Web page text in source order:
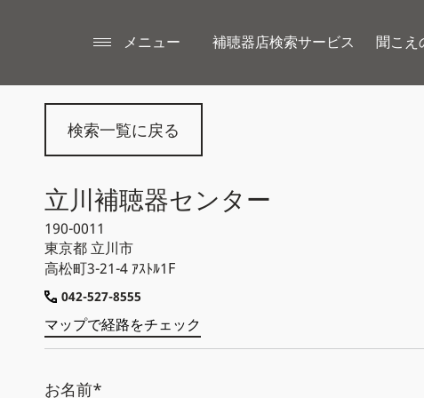
メニュー 補聴器店検索サービス 聞こえ
検索一覧に戻る
立川補聴器センター
190-0011
東京都 立川市
高松町3-21-4 ｱｽﾄﾙ1F
042-527-8555
マップで経路をチェック
お名前*